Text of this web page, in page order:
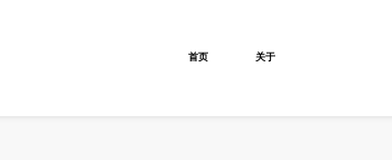
首页 关于